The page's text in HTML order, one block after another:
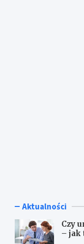
Aktualności
Czy
– jak